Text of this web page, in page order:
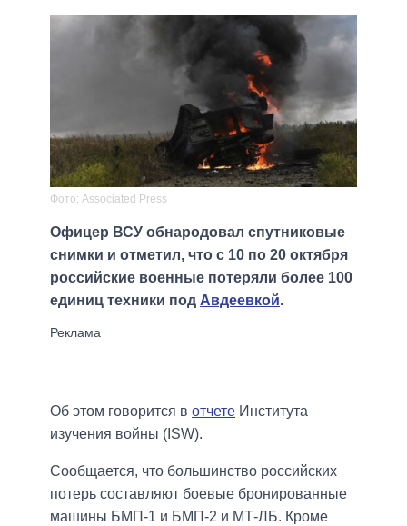
Фото: Associated Press
Офицер ВСУ обнародовал спутниковые
снимки и отметил, что с 10 по 20 октября
российские военные потеряли более 100
единиц техники под Авдеевкой.
Об этом говорится в отчете Института
изучения войны (ISW).
Сообщается, что большинство российских
потерь составляют боевые бронированные
машины БМП-1 и БМП-2 и МТ-ЛБ. Кроме